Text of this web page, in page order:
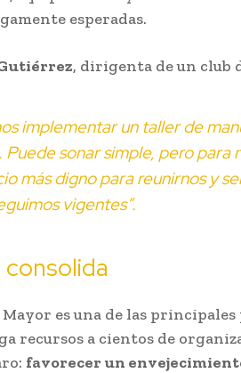
esperadas.
, dirigenta de un club
implementar un taller de
Puede sonar simple, pero para
más digno para reunirnos y
vigentes”.
es una de las
recursos a cientos de
favorecer un